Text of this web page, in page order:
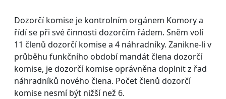
Dozorčí komise je kontrolním orgánem Komory a
řídí se při své činnosti dozorčím řádem. Sněm volí
11 členů dozorčí komise a 4 náhradníky. Zanikne-li v
průběhu funkčního období mandát člena dozorčí
komise, je dozorčí komise oprávněna doplnit z řad
náhradníků nového člena. Počet členů dozorčí
komise nesmí být nižší než 6.